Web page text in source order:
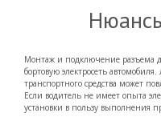
Монтаж и подключение разъема
бортовую электросеть
транспортного средства может
Если водитель не имеет опыта
установки в пользу выполнения